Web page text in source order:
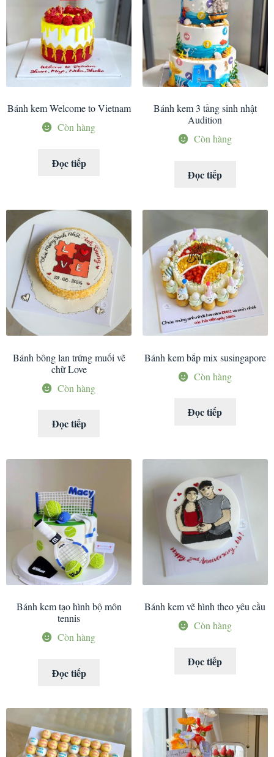
Bánh kem Welcome to Vietnam
Còn hàng
Đọc tiếp
Bánh kem 3 tầng sinh nhật
Audition
Còn hàng
Đọc tiếp
Bánh bông lan trứng muối vẽ
chữ Love
Còn hàng
Đọc tiếp
Bánh kem bắp mix susingapore
Còn hàng
Đọc tiếp
Bánh kem tạo hình bộ môn
tennis
Còn hàng
Đọc tiếp
Bánh kem vẽ hình theo yêu cầu
Còn hàng
Đọc tiếp